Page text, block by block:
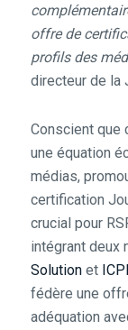
offre de
profils des
directeur de la
Conscient que
une équation
médias,
certification
crucial pour
intégrant deux
Solutionet
fédère une
adéquation